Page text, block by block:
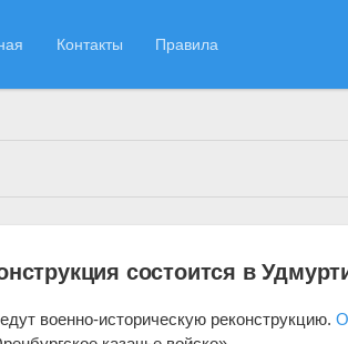
Контакты Правила
состоится в
военно-историческую реконструкцию.